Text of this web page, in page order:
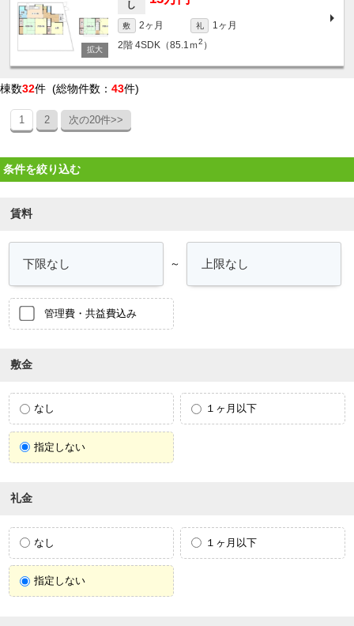
し
敷 2ヶ月 礼
1ヶ月
2階 4SDK（85.1ｍ2 ）
棟数32件 (総物件数： 43件)
1 2 次の20件>>
条件を絞り込む
賃料
～
管理費・共益費込み
敷金
なし １ヶ月以下
指定しない
礼金
なし １ヶ月以下
指定しない